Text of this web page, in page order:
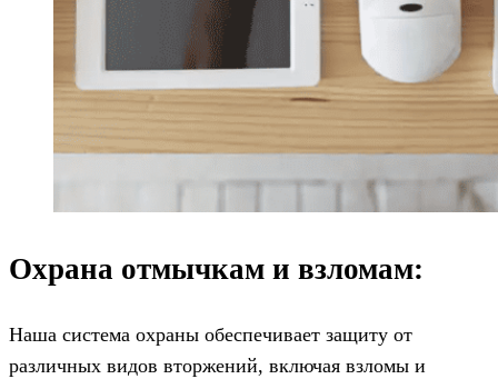
Охрана отмычкам и взломам:
Наша система охраны обеспечивает защиту от
различных видов вторжений, включая взломы и